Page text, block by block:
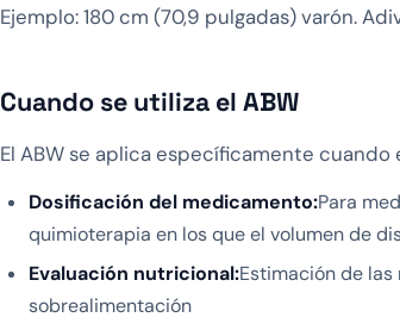
Ejemplo: 180 cm (70,9 pulgadas) varón.
Cuando se utiliza el ABW
El ABW se aplica específicamente
Dosificación del medicamento:Para
quimioterapia en los que el volumen de
Evaluación nutricional:Estimación de
sobrealimentación